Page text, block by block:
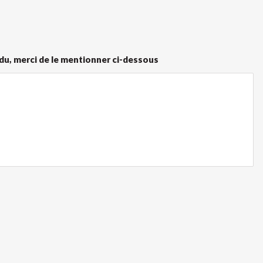
merci de le mentionner ci-dessous